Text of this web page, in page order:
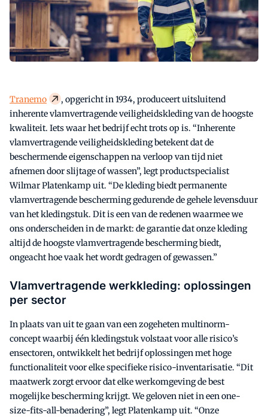
Tranemo
, opgericht in 1934, produceert uitsluitend
inherente vlamvertragende veiligheidskleding van de hoogste
kwaliteit. Iets waar het bedrijf echt trots op is. “Inherente
vlamvertragende veiligheidskleding betekent dat de
beschermende eigenschappen na verloop van tijd niet
afnemen door slijtage of wassen”, legt productspecialist
Wilmar Platenkamp uit. “De kleding biedt permanente
vlamvertragende bescherming gedurende de gehele levensduur
van het kledingstuk. Dit is een van de redenen waarmee we
ons onderscheiden in de markt: de garantie dat onze kleding
altijd de hoogste vlamvertragende bescherming biedt,
ongeacht hoe vaak het wordt gedragen of gewassen.”
Vlamvertragende werkkleding: oplossingen
per sector
In plaats van uit te gaan van een zogeheten multinorm-
concept waarbij één kledingstuk volstaat voor alle risico’s
ensectoren, ontwikkelt het bedrijf oplossingen met hoge
functionaliteit voor elke specifieke risico-inventarisatie. “Dit
maatwerk zorgt ervoor dat elke werkomgeving de best
mogelijke bescherming krijgt. We geloven niet in een one-
size-fits-all-benadering”, legt Platenkamp uit. “Onze